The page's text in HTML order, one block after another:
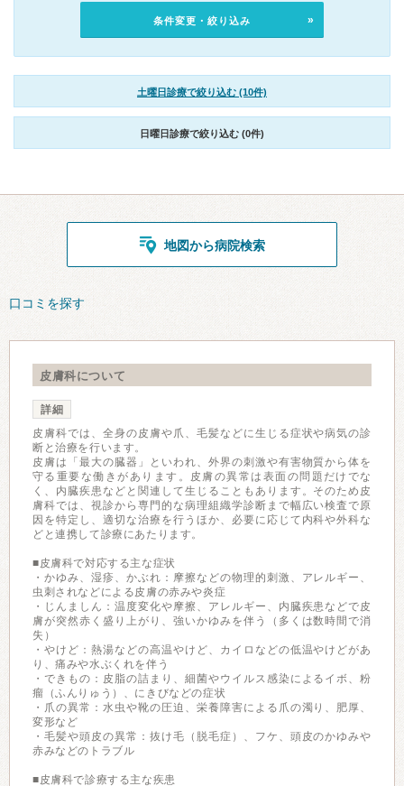
条件変更・絞り込み
土曜日診療で絞り込む (10件)
日曜日診療で絞り込む (0件)
地図から病院検索
口コミを探す
皮膚科について
詳細
皮膚科では、全身の皮膚や爪、毛髪などに生じる症状や病気の診
断と治療を行います。
皮膚は「最大の臓器」といわれ、外界の刺激や有害物質から体を
守る重要な働きがあります。皮膚の異常は表面の問題だけでな
く、内臓疾患などと関連して生じることもあります。そのため皮
膚科では、視診から専門的な病理組織学診断まで幅広い検査で原
因を特定し、適切な治療を行うほか、必要に応じて内科や外科な
どと連携して診療にあたります。
■皮膚科で対応する主な症状
・かゆみ、湿疹、かぶれ：摩擦などの物理的刺激、アレルギー、
虫刺されなどによる皮膚の赤みや炎症
・じんましん：温度変化や摩擦、アレルギー、内臓疾患などで皮
膚が突然赤く盛り上がり、強いかゆみを伴う（多くは数時間で消
失）
・やけど：熱湯などの高温やけど、カイロなどの低温やけどがあ
り、痛みや水ぶくれを伴う
・できもの：皮脂の詰まり、細菌やウイルス感染によるイボ、粉
瘤（ふんりゅう）、にきびなどの症状
・爪の異常：水虫や靴の圧迫、栄養障害による爪の濁り、肥厚、
変形など
・毛髪や頭皮の異常：抜け毛（脱毛症）、フケ、頭皮のかゆみや
赤みなどのトラブル
■皮膚科で診療する主な疾患